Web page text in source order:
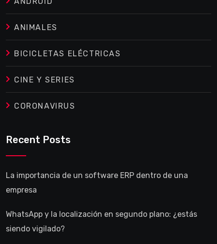
ANIMALES
BICICLETAS ELÉCTRICAS
CINE Y SERIES
CORONAVIRUS
Recent Posts
La importancia de un software ERP dentro de una
empresa
WhatsApp y la localización en segundo plano: ¿estás
siendo vigilado?